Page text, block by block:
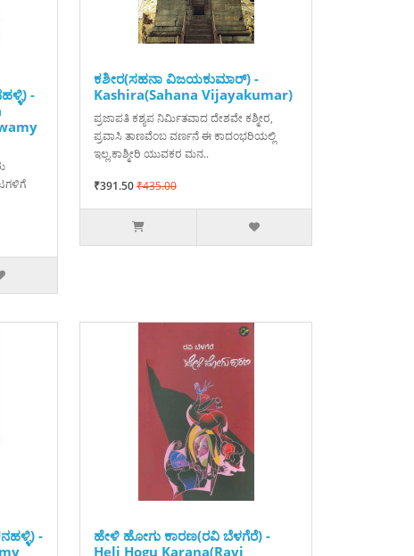
-
ಕಶೀರ(ಸಹನಾ ವಿಜಯಕುಮಾರ್) -
Kashira(Sahana Vijayakumar)
ಪ್ರಜಾಪತಿ ಕಶ್ಯಪ ನಿರ್ಮಿತವಾದ ದೇಶವೇ ಕಶ್ಮೀರ,
ಪ್ರವಾಸಿ ತಾಣವೆಂಬ ವರ್ಣನೆ ಈ ಕಾದಂಭರಿಯಲ್ಲಿ
ಇಲ್ಲ.ಕಾಶ್ಮೀರಿ ಯುವಕರ ಮನ..
₹391.50₹435.00
-
ಹೇಳಿ ಹೋಗು ಕಾರಣ(ರವಿ ಬೆಳಗೆರೆ) -
Heli Hogu Karana(Ravi